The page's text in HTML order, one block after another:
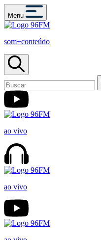
Menu
som+conteúdo
ao vivo
ao vivo